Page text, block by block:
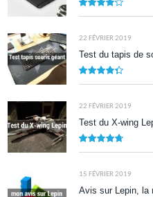
22 FÉVRIER 2019
Test du tapis de
22 FÉVRIER 2019
Test du X-wing
15 FÉVRIER 2019
Avis sur Lepin, la